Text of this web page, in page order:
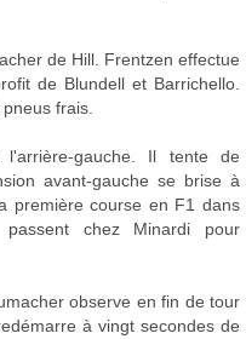
de Hill. Frentzen effectue
de Blundell et Barrichello.
frais.
gauche. Il tente de
avant-gauche se brise à
première course en F1 dans
chez Minardi pour
observe en fin de tour
à vingt secondes de